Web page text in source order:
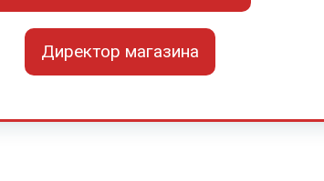
Директор магазина